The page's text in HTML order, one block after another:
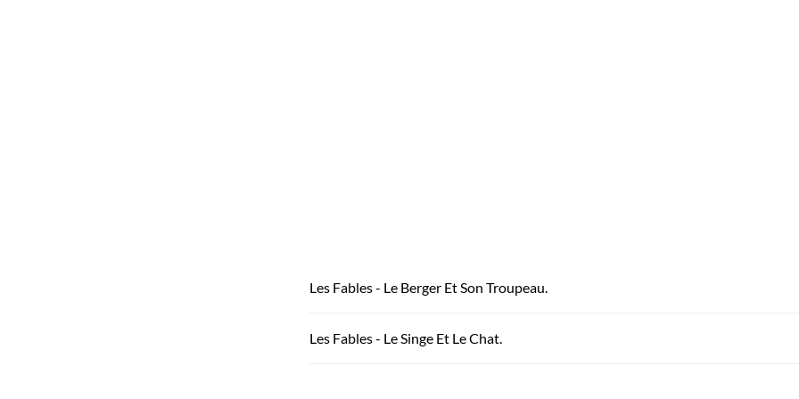
Les Fables - Le Berger Et Son Troupeau.
Les Fables - Le Singe Et Le Chat.